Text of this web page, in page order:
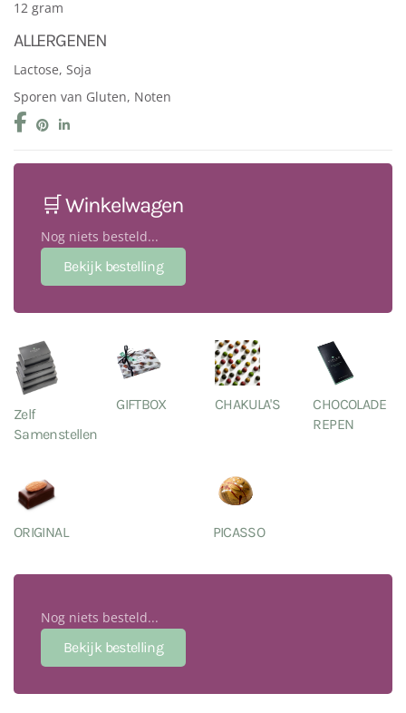
12 gram
ALLERGENEN
Lactose, Soja
Sporen van Gluten, Noten
🛒 Winkelwagen
Nog niets besteld...
Zelf
Samenstellen
GIFTBOX CHAKULA'S
CHOCOLADE
REPEN
ORIGINAL PICASSO
Nog niets besteld...